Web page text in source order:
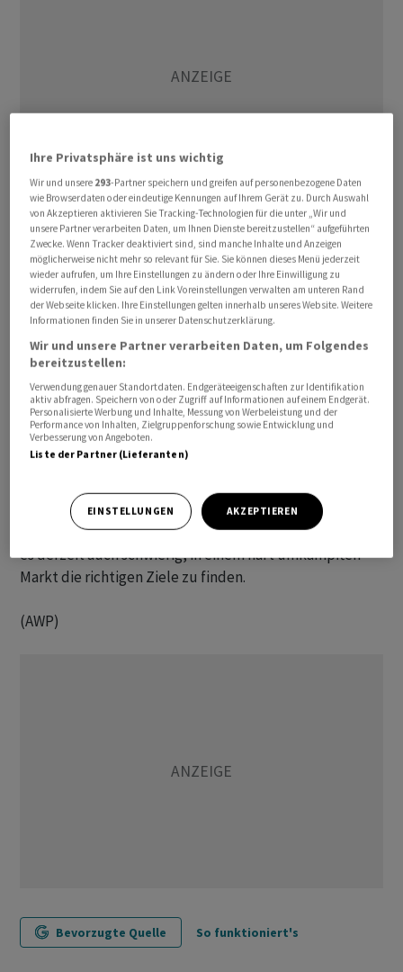
Dabei stehen lautGivaudan-CEO Gilles Andrier derzeit
auch mögliche Übernahmen auf dem Prüfstand.
Vor allem der Markt für Haustiernahrung zeige derzeit
ein «spektakuläres Wachstum», sagte der
CEO in einem am Montag publizierten Interview mit der
deshalb in diesen Markt einzutreten, um von den
Vorteilen des schnell wachsenden Sektors zu
profitieren.
Die Übernahme eines Herstellers von Haustierfutter-
Ingredienzien könnte Givaudan dabei helfen, «einen
Fuss in die Tür zu bekommen», so Andrier. Allerdings sei
es derzeit auch schwierig, in einem hart umkämpften
Markt die richtigen Ziele zu finden.
(AWP)
Bevorzugte Quelle So funktioniert's
Ihre Privatsphäre ist uns wichtig
Wir und unsere 293-Partner speichern und greifen auf personenbezogene Daten
wie Browserdaten oder eindeutige Kennungen auf Ihrem Gerät zu. Durch Auswahl
von Akzeptieren aktivieren Sie Tracking-Technologien für die unter „Wir und
unsere Partner verarbeiten Daten, um Ihnen Dienste bereitzustellen“ aufgeführten
Zwecke. Wenn Tracker deaktiviert sind, sind manche Inhalte und Anzeigen
möglicherweise nicht mehr so relevant für Sie. Sie können dieses Menü jederzeit
wieder aufrufen, um Ihre Einstellungen zu ändern oder Ihre Einwilligung zu
widerrufen, indem Sie auf den Link Voreinstellungen verwalten am unteren Rand
der Webseite klicken. Ihre Einstellungen gelten innerhalb unseres Website. Weitere
Informationen finden Sie in unserer Datenschutzerklärung.
Wir und unsere Partner verarbeiten Daten, um Folgendes
bereitzustellen:
Verwendung genauer Standortdaten. Endgeräteeigenschaften zur Identifikation
aktiv abfragen. Speichern von oder Zugriff auf Informationen auf einem Endgerät.
Personalisierte Werbung und Inhalte, Messung von Werbeleistung und der
Performance von Inhalten, Zielgruppenforschung sowie Entwicklung und
Verbesserung von Angeboten.
Liste der Partner (Lieferanten)
EINSTELLUNGEN AKZEPTIEREN